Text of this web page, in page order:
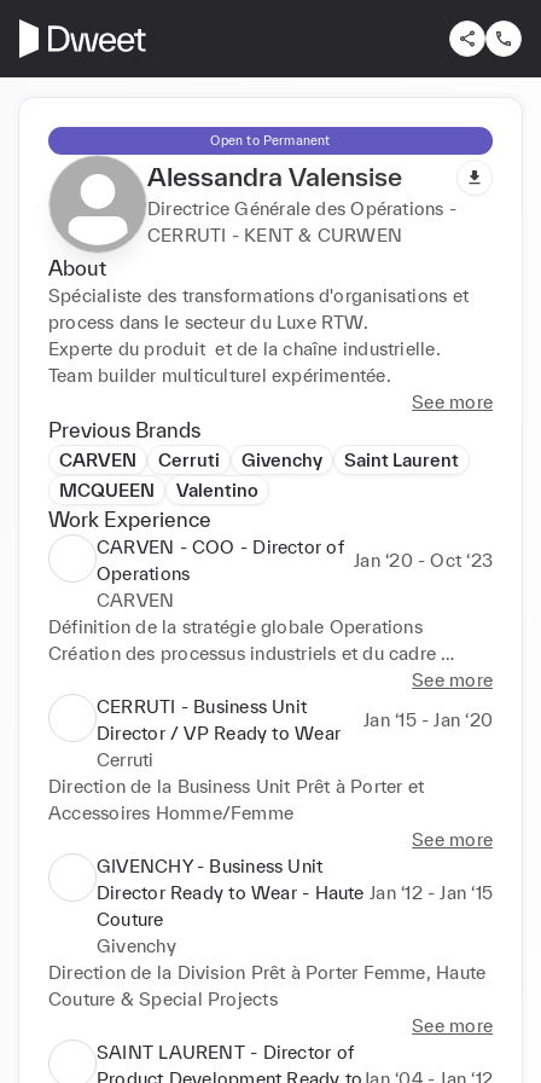
Open to Permanent
Alessandra Valensise
Directrice Générale des Opérations -
CERRUTI - KENT & CURWEN
About
Spécialiste des transformations d'organisations et
process dans le secteur du Luxe RTW.
Experte du produit  et de la chaîne industrielle.
Team builder multiculturel expérimentée.
See more
Previous Brands
CARVEN Cerruti Givenchy
Saint Laurent
MCQUEEN
Valentino
Work Experience
CARVEN - COO - Director of
Operations
Jan ‘20 - Oct ‘23
CARVEN
Définition de la stratégie globale Operations
Création des processus industriels et du cadre
See more
CERRUTI - Business Unit
Director / VP Ready to Wear
Jan ‘15 - Jan ‘20
Cerruti
Direction de la Business Unit Prêt à Porter et
Accessoires Homme/Femme
See more
GIVENCHY - Business Unit
Director Ready to Wear - Haute
Couture
Jan ‘12 - Jan ‘15
Givenchy
Direction de la Division Prêt à Porter Femme, Haute
Couture & Special Projects
See more
SAINT LAURENT - Director of
Product Development Ready to Jan ‘04 - Jan ‘12